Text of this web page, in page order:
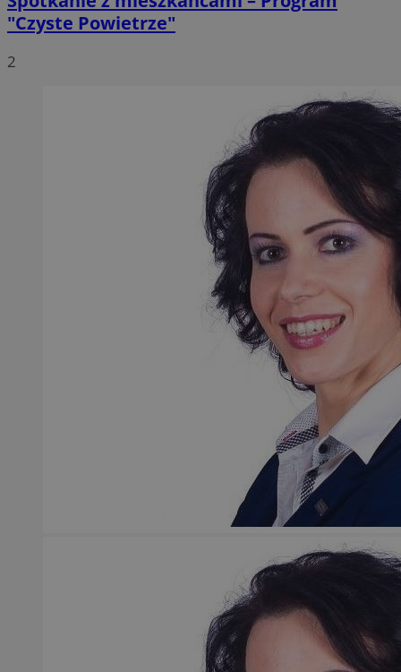
"Czyste Powietrze"
2